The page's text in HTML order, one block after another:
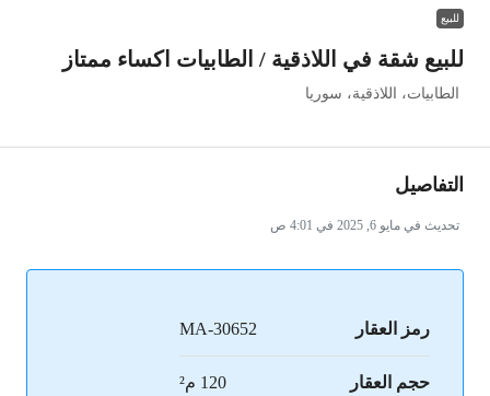
للبيع
للبيع شقة في اللاذقية / الطابيات اكساء ممتاز
الطابيات، اللاذقية، سوريا
التفاصيل
تحديث في مايو 6, 2025 في 4:01 ص
رمز العقار MA-30652
حجم العقار 120 م²